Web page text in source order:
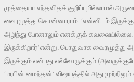
முத்தையா எந்தவிதக் குறிப்புமில்லாமல்
வைரமுத்து சொன்னாராம். ‘என்னிடம்
அழிந்து போனாலும் எனக்குக்
இருக்கிறார்’ என்று. பொதுவாக வைரமுத்து
இருக்கும் என்பது எல்லோருக்கும்
‘மரபின் மைந்தன்’ விஷயத்தில் அது